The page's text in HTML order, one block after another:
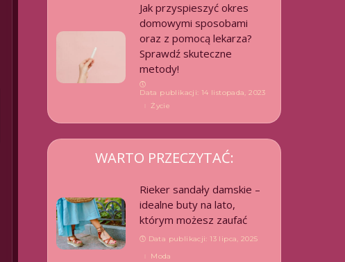
Jak przyspieszyć okres
domowymi sposobami
oraz z pomocą lekarza?
Sprawdź skuteczne
metody!
Data publikacji: 14 listopada, 2023
Życie
WARTO PRZECZYTAĆ:
Rieker sandały damskie –
idealne buty na lato,
którym możesz zaufać
Data publikacji: 13 lipca, 2025
Moda